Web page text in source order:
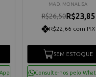
MAD. MONALISA
R$26,50R$23,85
R$22,66 com PIX
SEM ESTOQUE
Consulte-nos pelo